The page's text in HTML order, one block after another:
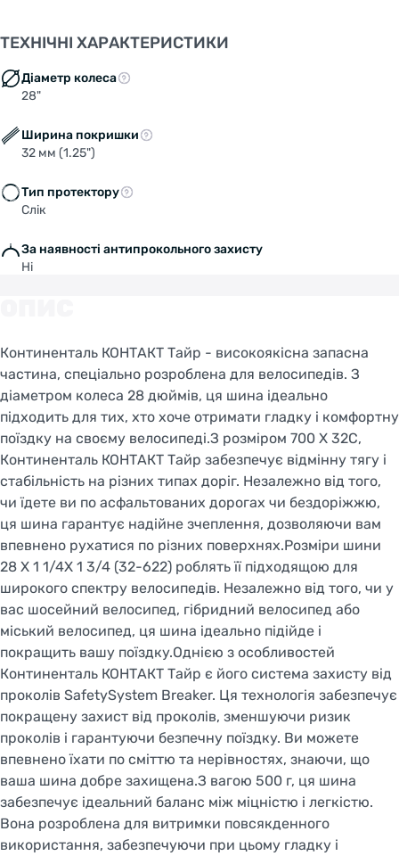
стандартну швидкість не менше 25 км/год.
зносу, викликаного додатковою рушійною
силою, пристосовані для більш високого
прискорюючого моменту, що крутить, а також
в повороти. час замінити шини.
Спеціальна світловідбивна смуга Reflex з боків
- для кращої видимості в нічний час.
Розрахована на велосипед з діаметром коліс
Розмір: 700 X 32C
ISO (ETRTO): 32-622
< /ul>
ТЕХНІЧНІ ХАРАКТЕРИСТИКИ
Діаметр колеса
28"
Ширина покришки
32 мм (1.25")
Тип протектору
Слік
За наявності антипрокольного захисту
Ні
Континенталь КОНТАКТ Тайр - високоякісна запасна
частина, спеціально розроблена для велосипедів. З
діаметром колеса 28 дюймів, ця шина ідеально
підходить для тих, хто хоче отримати гладку і комфортну
поїздку на своєму велосипеді.З розміром 700 X 32C,
Континенталь КОНТАКТ Тайр забезпечує відмінну тягу і
стабільність на різних типах доріг. Незалежно від того,
чи їдете ви по асфальтованих дорогах чи бездоріжжю,
ця шина гарантує надійне зчеплення, дозволяючи вам
впевнено рухатися по різних поверхнях.Розміри шини
28 X 1 1/4X 1 3/4 (32-622) роблять її підходящою для
широкого спектру велосипедів. Незалежно від того, чи у
вас шосейний велосипед, гібридний велосипед або
міський велосипед, ця шина ідеально підійде і
покращить вашу поїздку.Однією з особливостей
Континенталь КОНТАКТ Тайр є його система захисту від
проколів SafetySystem Breaker. Ця технологія забезпечує
покращену захист від проколів, зменшуючи ризик
проколів і гарантуючи безпечну поїздку. Ви можете
впевнено їхати по сміттю та нерівностях, знаючи, що
ваша шина добре захищена.З вагою 500 г, ця шина
забезпечує ідеальний баланс між міцністю і легкістю.
Вона розроблена для витримки повсякденного
використання, забезпечуючи при цьому гладку і